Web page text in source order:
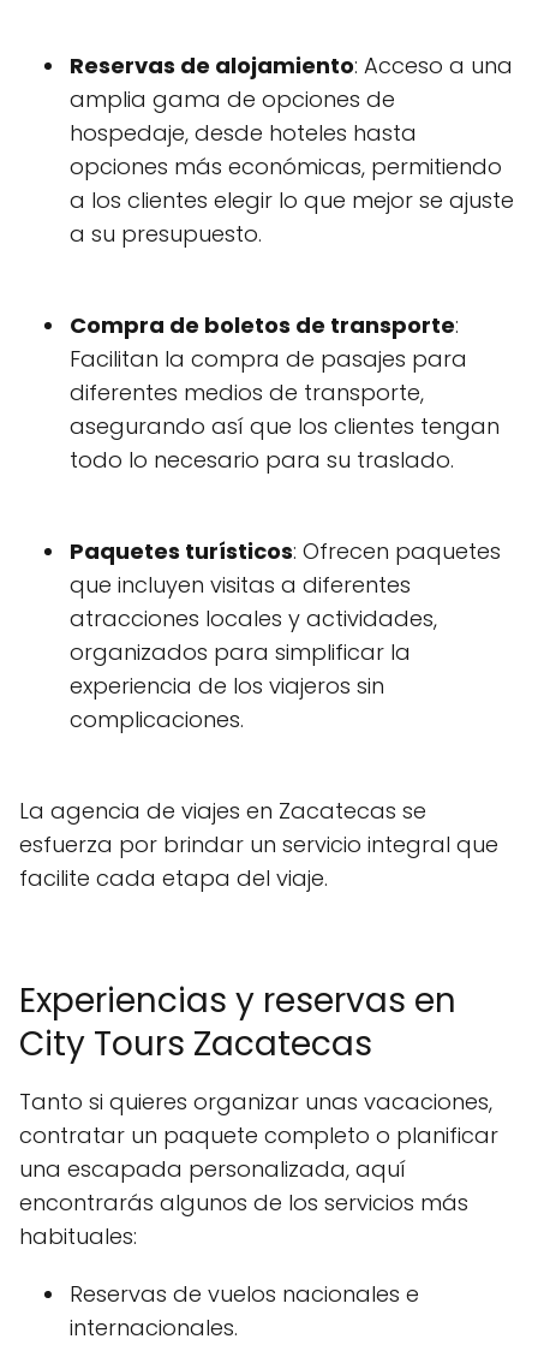
Reservas de alojamiento: Acceso a una
amplia gama de opciones de
hospedaje, desde hoteles hasta
opciones más económicas, permitiendo
a los clientes elegir lo que mejor se ajuste
a su presupuesto.
Compra de boletos de transporte:
Facilitan la compra de pasajes para
diferentes medios de transporte,
asegurando así que los clientes tengan
todo lo necesario para su traslado.
Paquetes turísticos: Ofrecen paquetes
que incluyen visitas a diferentes
atracciones locales y actividades,
organizados para simplificar la
experiencia de los viajeros sin
complicaciones.
La agencia de viajes en Zacatecas se
esfuerza por brindar un servicio integral que
facilite cada etapa del viaje.
Experiencias y reservas en
City Tours Zacatecas
Tanto si quieres organizar unas vacaciones,
contratar un paquete completo o planificar
una escapada personalizada, aquí
encontrarás algunos de los servicios más
habituales:
Reservas de vuelos nacionales e
internacionales.